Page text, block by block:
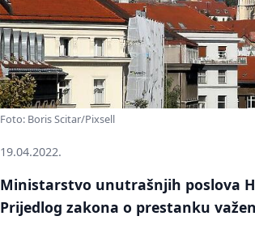
Foto: Boris Scitar/Pixsell
19.04.2022.
Ministarstvo unutrašnjih poslova
Prijedlog zakona o prestanku